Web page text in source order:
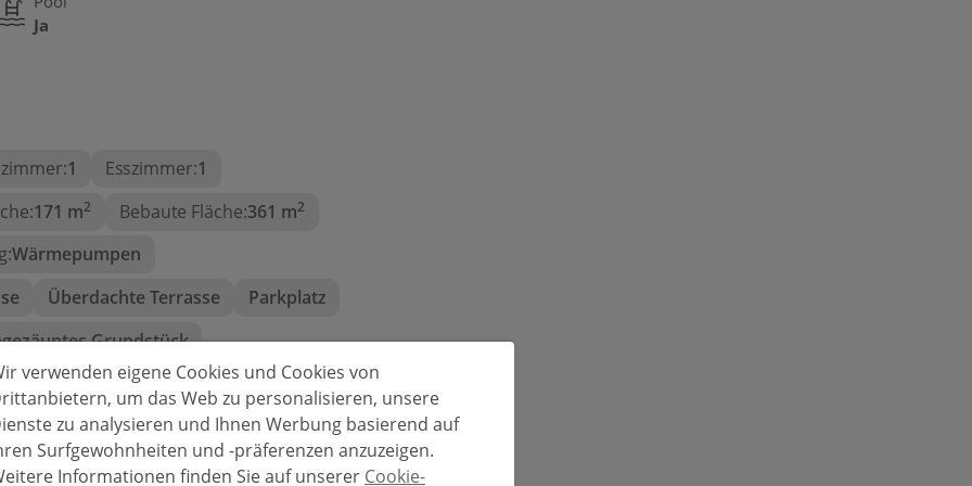
Lagen von
Design, Komfort und
Ja
1 Esszimmer:1
171 m2 Bebaute Fläche:361 m2
Wärmepumpen
Überdachte Terrasse
Parkplatz
Grundstück
Flach
Bauart:Modern
Tauchen:2,2 km
verwenden eigene Cookies und Cookies von
um das Web zu personalisieren, unsere
zu analysieren und Ihnen Werbung basierend auf
Surfgewohnheiten und -präferenzen anzuzeigen.
Informationen finden Sie auf unserer Cookie-